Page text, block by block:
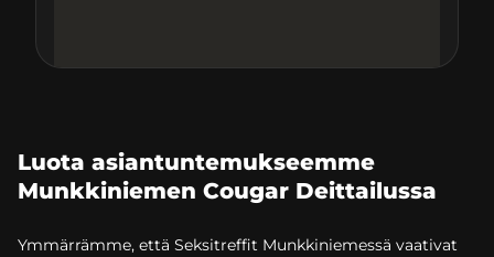
Luota asiantuntemukseemme
Munkkiniemen Cougar Deittailussa
Ymmärrämme, että Seksitreffit Munkkiniemessä vaativat